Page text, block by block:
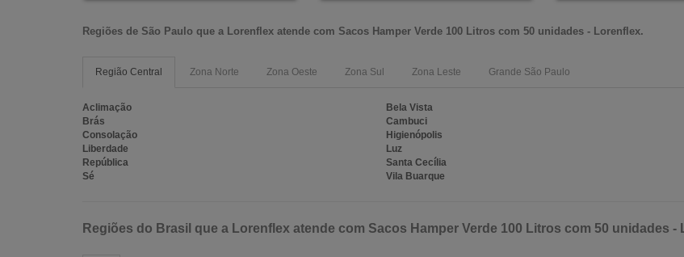
Regiões de São Paulo que a Lorenflex atende com Sacos Hamper Verde 100 Litros com 50 unidades - Lorenflex.
Região Central Zona Norte Zona Oeste Zona Sul Zona Leste Grande São Paulo
Aclimação Bela Vista
Brás
Cambuci
Consolação
Higienópolis
Liberdade
Luz
República
Santa Cecília
Sé
Vila Buarque
Regiões do Brasil que a Lorenflex atende com Sacos Hamper Verde 100 Litros com 50 unidades -